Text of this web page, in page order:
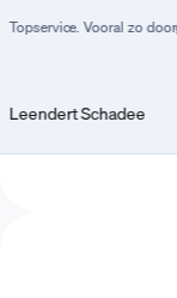
Vooral zo doorgaan
Schadee